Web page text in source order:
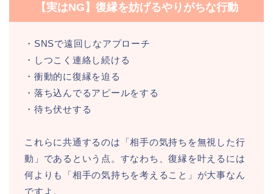
【実はNG】復縁を妨げるやりがちな行動
・SNSで遠回しなアプローチ
・しつこく連絡し続ける
・衝動的に復縁を迫る
・落ち込んでるアピールをする
・待ち伏せする
これらに共通するのは「相手の気持ちを無視した行
動」であるという点。すなわち、復縁を叶えるには
何よりも「相手の気持ちを考えること」が大事なん
ですよ。